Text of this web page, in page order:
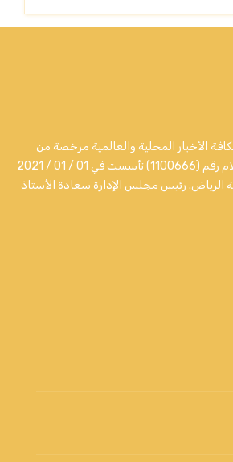
الأخبار المحلية والعالمية مرخصة من
الهيئة العامة لتنظيم الإعلام رقم (1100666) تأسست في 01 / 01 / 2021
الرياض. رئيس مجلس الإدارة سعادة الأستاذ